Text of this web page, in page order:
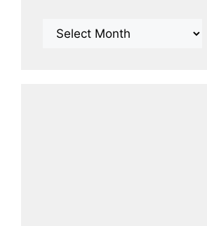
Archives